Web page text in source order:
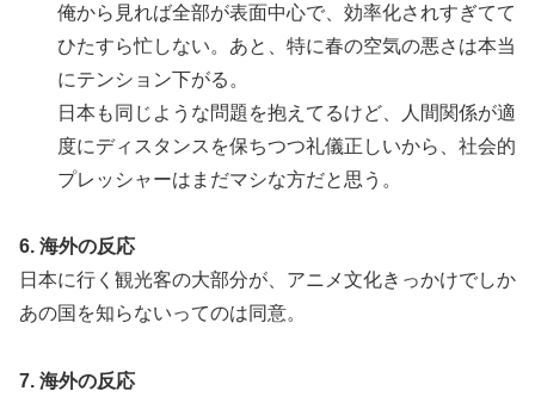
俺から見れば全部が表面中心で、効率化されすぎてて
ひたすら忙しない。あと、特に春の空気の悪さは本当
にテンション下がる。
日本も同じような問題を抱えてるけど、人間関係が適
度にディスタンスを保ちつつ礼儀正しいから、社会的
プレッシャーはまだマシな方だと思う。
6. 海外の反応
日本に行く観光客の大部分が、アニメ文化きっかけでしか
あの国を知らないってのは同意。
7. 海外の反応